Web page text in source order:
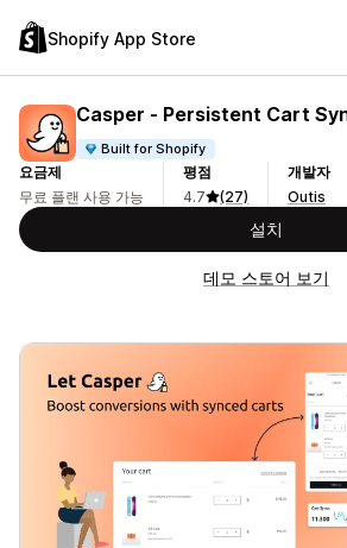
Shopify App Store
Casper ‑ Persistent Cart
Built for Shopify
요금제
무료 플랜 사용 가능
평점
4.7
(27)
개발자
Outis
설치
데모 스토어 보기